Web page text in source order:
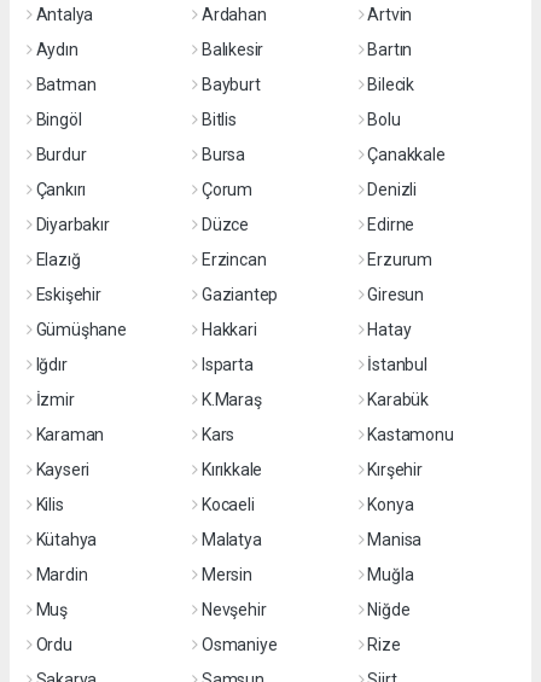
Antalya
Ardahan
Artvin
Aydın
Balıkesir
Bartın
Batman
Bayburt
Bilecik
Bingöl
Bitlis
Bolu
Burdur
Bursa
Çanakkale
Çankırı
Çorum
Denizli
Diyarbakır
Düzce
Edirne
Elazığ
Erzincan
Erzurum
Eskişehir
Gaziantep
Giresun
Gümüşhane
Hakkari
Hatay
Iğdır
Isparta
İstanbul
İzmir
K.Maraş
Karabük
Karaman
Kars
Kastamonu
Kayseri
Kırıkkale
Kırşehir
Kilis
Kocaeli
Konya
Kütahya
Malatya
Manisa
Mardin
Mersin
Muğla
Muş
Nevşehir
Niğde
Ordu
Osmaniye
Rize